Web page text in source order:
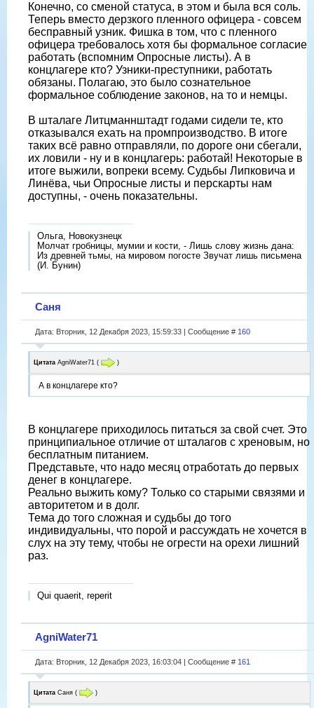
Конечно, со сменой статуса, в этом и была вся соль.
Теперь вместо дерзкого пленного офицера - совсем
бесправный узник. Фишка в том, что с пленного
офицера требовалось хотя бы формальное согласие
работать (вспомним Опросные листы). А в
концлагере кто? Узники-преступники, работать
обязаны. Полагаю, это было сознательное
формальное соблюдение законов, на то и немцы.
В шталаге Литцманнштадт годами сидели те, кто
отказывался ехать на промпроизводство. В итоге
таких всë равно отправляли, по дороге они сбегали,
их ловили - ну и в концлагерь: работай! Некоторые в
итоге выжили, вопреки всему. Судьбы Липковича и
Линëва, чьи Опросные листы и перскарты нам
доступны, - очень показательны.
Ольга, Новокузнецк
Молчат гробницы, мумии и кости, - Лишь слову жизнь дана:
Из древней тьмы, на мировом погосте Звучат лишь письмена
(И. Бунин)
Саня
Дата: Вторник, 12 Декабря 2023, 15:59:33 | Сообщение # 160
Цитата AgniWater71 ( )
А в концлагере кто?
В концлагере приходилось питаться за свой счет. Это
принципиальное отличие от шталагов с хреновым, но
бесплатным питанием.
Представьте, что надо месяц отработать до первых
денег в концлагере.
Реально выжить кому? Только со старыми связями и
авторитетом и в долг.
Тема до того сложная и судьбы до того
индивидуальны, что порой и рассуждать не хочется в
слух на эту тему, чтобы не огрести на орехи лишний
раз.
Qui quaerit, reperit
AgniWater71
Дата: Вторник, 12 Декабря 2023, 16:03:04 | Сообщение # 161
Цитата Саня ( )